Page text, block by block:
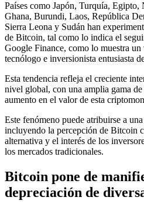
Países como Japón, Turquía,
Ghana, Burundi, Laos, República
Sierra Leona y Sudán han
de Bitcoin, tal como lo indica el
Google Finance, como lo muestra
tecnólogo e inversionista entusiasta
Esta tendencia refleja el creciente
nivel global, con una amplia gama
aumento en el valor de esta
Este fenómeno puede atribuirse a
incluyendo la percepción de Bitcoin
alternativa y el interés de los
los mercados tradicionales.
Bitcoin pone de
depreciación de